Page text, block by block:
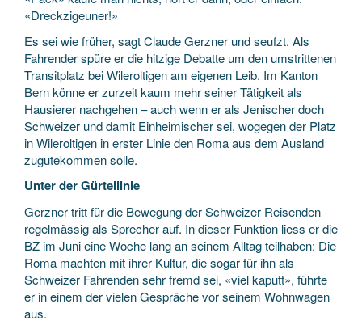
«Dreckzigeuner!»
Es sei wie früher, sagt Claude Gerzner und seufzt. Als
Fahrender spüre er die hitzige Debatte um den umstrittenen
Transitplatz bei Wileroltigen am eigenen Leib. Im Kanton
Bern könne er zurzeit kaum mehr seiner Tätigkeit als
Hausierer nachgehen – auch wenn er als Jenischer doch
Schweizer und damit Einheimischer sei, wogegen der Platz
in Wileroltigen in erster Linie den Roma aus dem Ausland
zugutekommen solle.
Unter der Gürtellinie
Gerzner tritt für die Bewegung der Schweizer Reisenden
regelmässig als Sprecher auf. In dieser Funktion liess er die
BZ im Juni eine Woche lang an seinem Alltag teilhaben: Die
Roma machten mit ihrer Kultur, die sogar für ihn als
Schweizer Fahrenden sehr fremd sei, «viel kaputt», führte
er in einem der vielen Gespräche vor seinem Wohnwagen
aus.